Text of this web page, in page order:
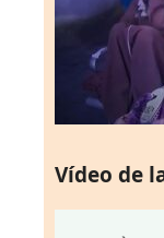
Vídeo de